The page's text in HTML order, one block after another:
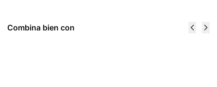
Combina bien con